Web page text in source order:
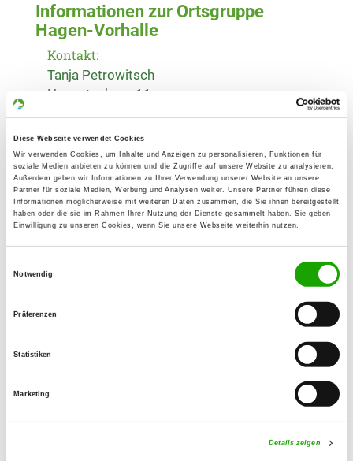
Diese Webseite verwendet Cookies
Wir verwenden Cookies, um Inhalte und Anzeigen zu personalisieren, Funktionen für
soziale Medien anbieten zu können und die Zugriffe auf unsere Website zu analysieren.
Außerdem geben wir Informationen zu Ihrer Verwendung unserer Website an unsere
Partner für soziale Medien, Werbung und Analysen weiter. Unsere Partner führen diese
Informationen möglicherweise mit weiteren Daten zusammen, die Sie ihnen bereitgestellt
haben oder die sie im Rahmen Ihrer Nutzung der Dienste gesammelt haben. Sie geben
Einwilligung zu unseren Cookies, wenn Sie unsere Webseite weiterhin nutzen.
Notwendig
Präferenzen
Statistiken
Marketing
Details zeigen
Informationen zur Ortsgruppe
Hagen-Vorhalle
Kontakt:
Tanja Petrowitsch
Hengstenberg 11
Übungsplatz:
Freiher von Stein Str.
58089 Hagen
Handy:
0173 2553811
mail@svog-hagen-vorhalle.de
Homepage:
Angebot:
Rettungshunde